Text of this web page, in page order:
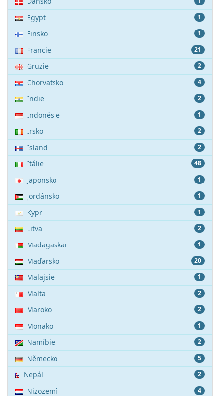
1
Egypt
1
Finsko
21
Francie
2
Gruzie
4
Chorvatsko
2
Indie
1
Indonésie
2
Irsko
2
Island
48
Itálie
1
Japonsko
1
Jordánsko
1
Kypr
2
Litva
1
Madagaskar
20
Maďarsko
1
Malajsie
2
Malta
2
Maroko
1
Monako
2
Namíbie
5
Německo
2
Nepál
4
Nizozemí